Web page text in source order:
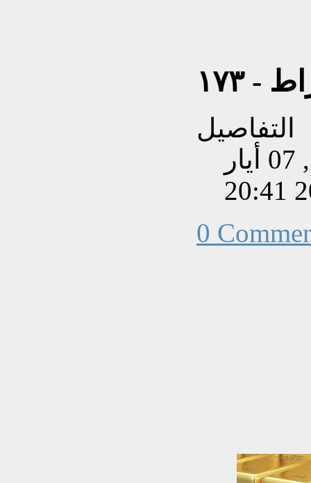
التفاصيل
تم إنشاءه بتاريخ الخميس, 07 أيار
0